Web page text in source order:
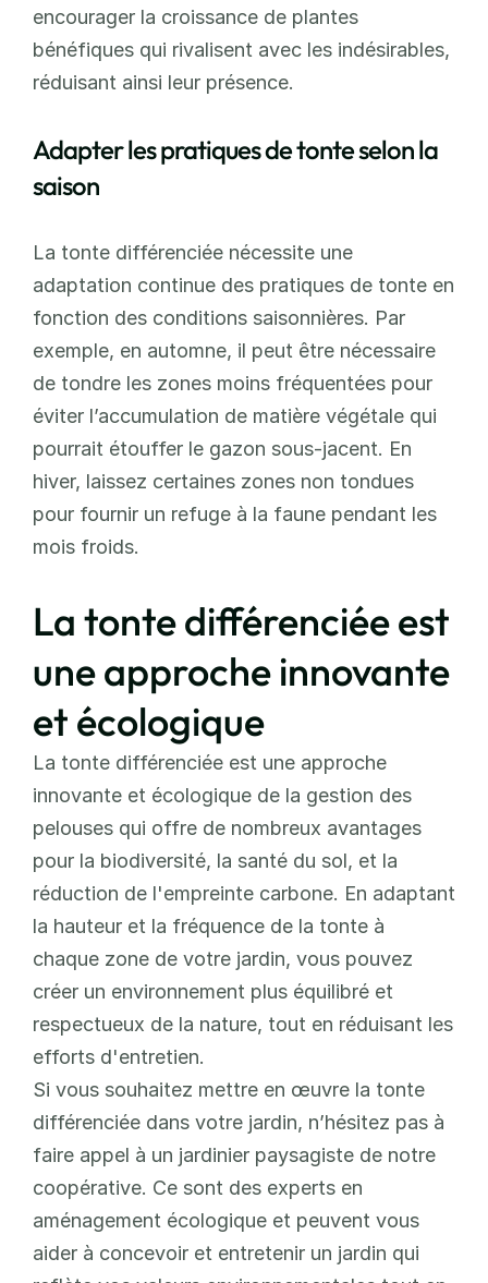
encourager la croissance de plantes
bénéfiques qui rivalisent avec les indésirables,
réduisant ainsi leur présence.
Adapter les pratiques de tonte selon la
saison
La tonte différenciée nécessite une
adaptation continue des pratiques de tonte en
fonction des conditions saisonnières. Par
exemple, en automne, il peut être nécessaire
de tondre les zones moins fréquentées pour
éviter l’accumulation de matière végétale qui
pourrait étouffer le gazon sous-jacent. En
hiver, laissez certaines zones non tondues
pour fournir un refuge à la faune pendant les
mois froids.
La tonte différenciée est
une approche innovante
et écologique
La tonte différenciée est une approche
innovante et écologique de la gestion des
pelouses qui offre de nombreux avantages
pour la biodiversité, la santé du sol, et la
réduction de l'empreinte carbone. En adaptant
la hauteur et la fréquence de la tonte à
chaque zone de votre jardin, vous pouvez
créer un environnement plus équilibré et
respectueux de la nature, tout en réduisant les
efforts d'entretien.
Si vous souhaitez mettre en œuvre la tonte
différenciée dans votre jardin, n’hésitez pas à
faire appel à un jardinier paysagiste de notre
coopérative. Ce sont des experts en
aménagement écologique et peuvent vous
aider à concevoir et entretenir un jardin qui